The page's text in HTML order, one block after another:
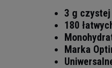
3 g
180
Marka